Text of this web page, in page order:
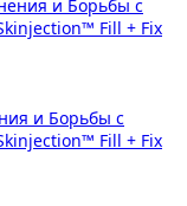
и Борьбы с
Fill + Fix